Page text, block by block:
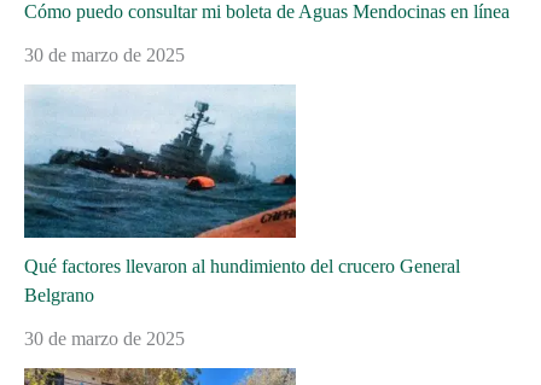
Cómo puedo consultar mi boleta de Aguas Mendocinas en línea
30 de marzo de 2025
Qué factores llevaron al hundimiento del crucero General
Belgrano
30 de marzo de 2025